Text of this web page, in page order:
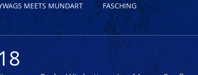
MEETS MUNDART FASCHING